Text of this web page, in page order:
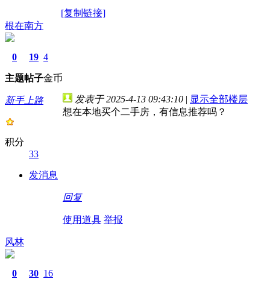
[复制链接]
根在南方
0
主题
19
帖子
4
金币
新手上路
积分
33
发消息
发表于 2025-4-13 09:43:10 | 显示全部楼层
想在本地买个二手房，有信息推荐吗？
回复
使用道具 举报
风林
0 30 16